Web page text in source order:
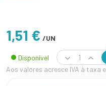
1,51 € /UN
Disponível
Aos valores acresce IVA à taxa